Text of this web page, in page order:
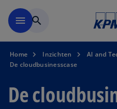
menu search
Home Inzichten
AI and
De cloudbusinesscase
De